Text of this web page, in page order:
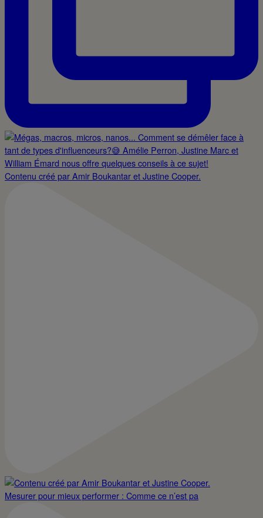
Contenu créé par Amir Boukantar et Justine Cooper.
Mesurer pour mieux performer : Comme ce n’est pa